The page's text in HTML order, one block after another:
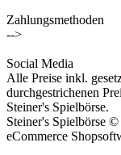
Zahlungsmethoden
-->
Social Media
Alle Preise inkl.
durchgestrichenen
Steiner's Spielbörse.
Steiner's Spielbörse
eCommerce